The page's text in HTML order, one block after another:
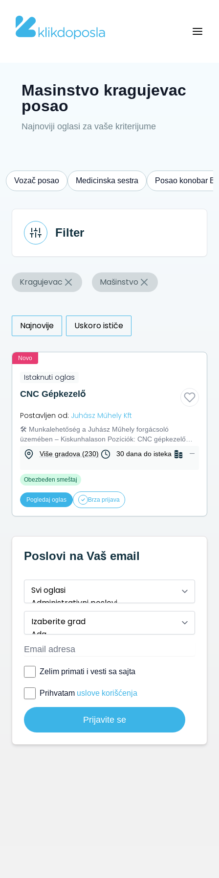
Masinstvo kragujevac
posao
Najnoviji oglasi za vaše kriterijume
Vozač posao Medicinska sestra Posao konobar
Filter
Kragujevac Mašinstvo
Najnovije Uskoro ističe
Novo
Istaknuti oglas
CNC Gépkezelő
Postavljen od: Juhász Műhely Kft
🛠️ Munkalehetőség a Juhász Műhely forgácsoló
üzemében – Kiskunhalason Pozíciók: CNC gépkezelő
Hagyományos hamisító CAD/C...
Više gradova (230) 30 dana do isteka —
Obezbeđen smeštaj
Pogledaj oglas Brza prijava
Poslovi na Vaš email
Zelim primati i vesti sa sajta
Prihvatam uslove korišćenja
Prijavite se